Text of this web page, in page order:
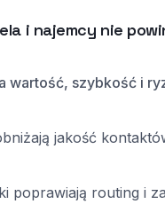
i najemcy nie
wartość, szybkość i
jakość
poprawiają routing i